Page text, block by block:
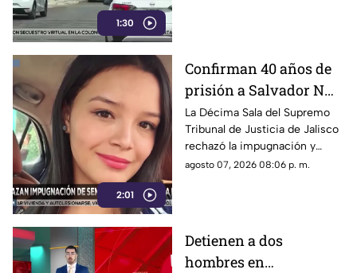
1:30
2:01
Confirman 40 años de
prisión a Salvador N
por el feminicidio de
Isis Urteaga
La Décima Sala del Supremo
Tribunal de Justicia de Jalisco
rechazó la impugnación y
confirmó la sentencia contra
agosto 07, 2026 08:06 p. m.
Detienen a dos
hombres en